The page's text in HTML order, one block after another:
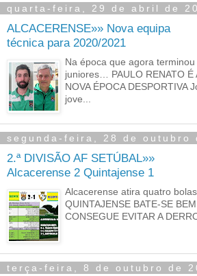
quarta-feira, 29 de abril de
ALCACERENSE»» Nova equipa
técnica para 2020/2021
Na época que agora
juniores… PAULO RENATO É
NOVA ÉPOCA DESPORTIVA
jove...
segunda-feira, 28 de outubro
2.ª DIVISÃO AF SETÚBAL»»
Alcacerense 2 Quintajense 1
Alcacerense atira quatro
QUINTAJENSE BATE-SE
CONSEGUE EVITAR A
terça-feira, 8 de outubro de